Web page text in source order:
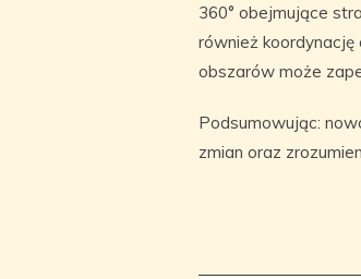
360° obejmujące
również koordynację
obszarów może
Podsumowując:
zmian oraz